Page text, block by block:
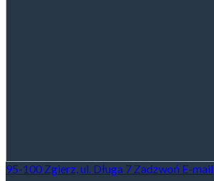
95-100 Zgierz, ul. Długa 7 Zadzwoń E-mail